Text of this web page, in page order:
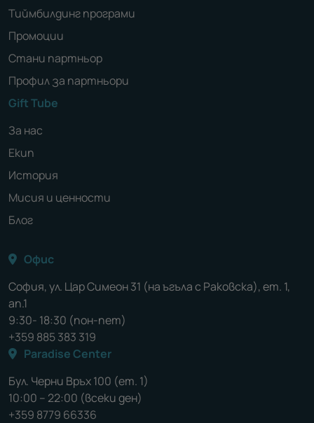
Тиймбилдинг програми
Промоции
Стани партньор
Профил за партньори
Gift Tube
За нас
Екип
История
Мисия и ценности
Блог
Офис
София, ул. Цар Симеон 31 (на ъгъла с Раковска), ет. 1,
ап.1
9:30- 18:30 (пон-пет)
+359 885 383 319
Paradise Center
Бул. Черни Връх 100 (ет. 1)
10:00 – 22:00 (всеки ден)
+359 8779 66336